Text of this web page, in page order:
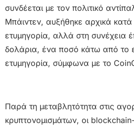
συνδέεται με τον πολιτικό
Μπάιντεν, αυξήθηκε αρχικά
ετυμηγορία, αλλά στη συνέχεια
δολάρια, ένα ποσό κάτω από το
ετυμηγορία, σύμφωνα με το
Παρά τη μεταβλητότητα στις
κρυπτονομισμάτων, οι